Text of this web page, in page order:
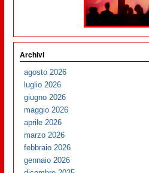
Archivi
agosto 2026
luglio 2026
giugno 2026
maggio 2026
aprile 2026
marzo 2026
febbraio 2026
gennaio 2026